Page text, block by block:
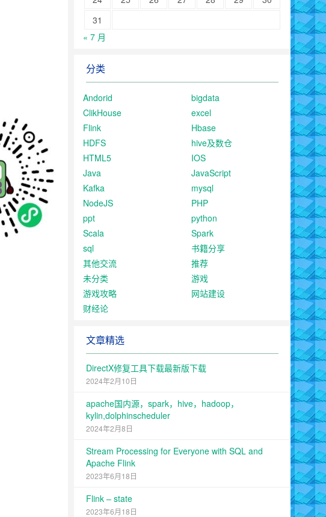
31
« 7 月
分类
Andorid
bigdata
ClikHouse
excel
Flink
Hbase
HDFS
hive及数仓
HTML5
IOS
Java
JavaScript
Kafka
mysql
NodeJS
PHP
ppt
python
Scala
Spark
sql
书籍分享
其他交流
推荐
未分类
游戏
游戏攻略
网站建设
财经论
文章精选
DirectX修复工具下载最新版下载
2024年2月10日
apache国内源，spark，hive，hadoop，
kylin,dolphinscheduler
2024年2月8日
Stream Processing for Everyone with SQL and
Apache Flink
2023年6月18日
Flink – state
2023年6月18日